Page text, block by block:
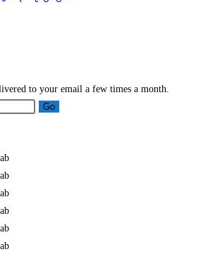
to your email a few times a month.
Go